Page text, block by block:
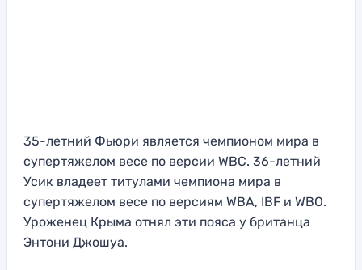
35-летний Фьюри является чемпионом мира в
супертяжелом весе по версии WBC. 36-летний
Усик владеет титулами чемпиона мира в
супертяжелом весе по версиям WBA, IBF и WBO.
Уроженец Крыма отнял эти пояса у британца
Энтони Джошуа.